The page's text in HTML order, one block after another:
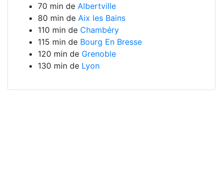
70 min de Albertville
80 min de Aix les Bains
110 min de Chambéry
115 min de Bourg En Bresse
120 min de Grenoble
130 min de Lyon